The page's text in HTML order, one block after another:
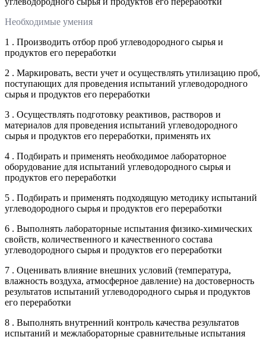
Необходимые умения
1 . Производить отбор проб углеводородного сырья и
продуктов его переработки
2 . Маркировать, вести учет и осуществлять утилизацию проб,
поступающих для проведения испытаний углеводородного
сырья и продуктов его переработки
3 . Осуществлять подготовку реактивов, растворов и
материалов для проведения испытаний углеводородного
сырья и продуктов его переработки, применять их
4 . Подбирать и применять необходимое лабораторное
оборудование для испытаний углеводородного сырья и
продуктов его переработки
5 . Подбирать и применять подходящую методику испытаний
углеводородного сырья и продуктов его переработки
6 . Выполнять лабораторные испытания физико-химических
свойств, количественного и качественного состава
углеводородного сырья и продуктов его переработки
7 . Оценивать влияние внешних условий (температура,
влажность воздуха, атмосферное давление) на достоверность
результатов испытаний углеводородного сырья и продуктов
его переработки
8 . Выполнять внутренний контроль качества результатов
испытаний и межлабораторные сравнительные испытания